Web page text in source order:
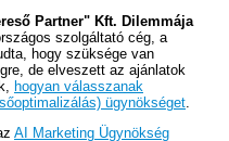
Partner" Kft. Dilemmája
szolgáltató cég, a
hogy szüksége van
de elveszett az ajánlatok
hogyan válasszanak
ügynökséget
AI Marketing Ügynökség